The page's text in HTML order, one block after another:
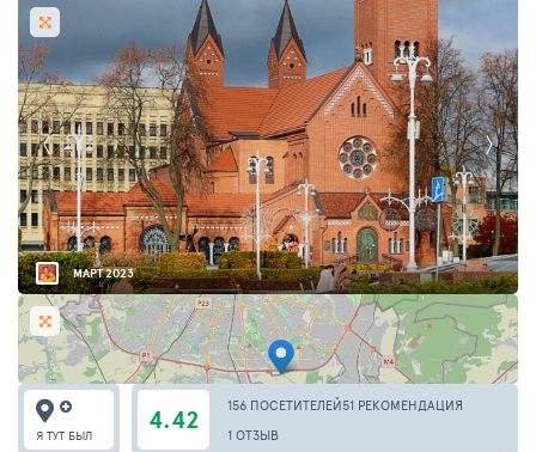
МАРТ 2023
4.42 156 ПОСЕТИТЕЛЕЙ51 РЕКОМЕНДАЦИЯ
1 ОТЗЫВ
Я ТУТ БЫЛ